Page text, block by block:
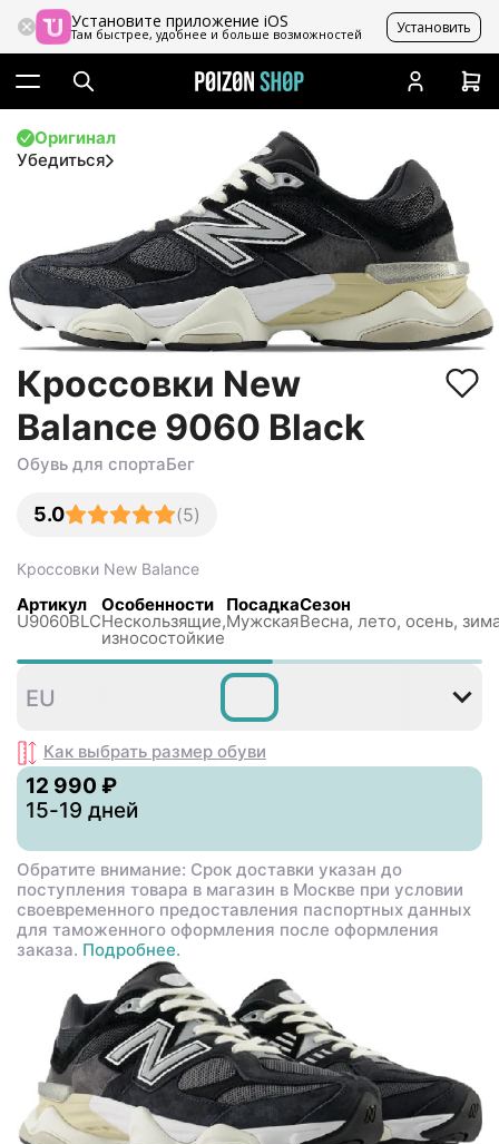
Установите приложение iOS
Там быстрее, удобнее и больше возможностей Установить
Оригинал
Убедиться
Кроссовки New
Balance 9060 Black
Обувь для спортаБег
5.0 (5)
Кроссовки New Balance
Артикул
U9060BLC
Особенности
Нескользящиe,
износостойкие
Посадка
Мужская
Сезон
Весна, лето, осень,
,5
EU
Как выбрать размер обуви
12 990 ₽
15-19 дней
Обратите внимание: Срок доставки указан до
поступления товара в магазин в Москве при условии
своевременного предоставления паспортных данных
для таможенного оформления после оформления
заказа. Подробнее.